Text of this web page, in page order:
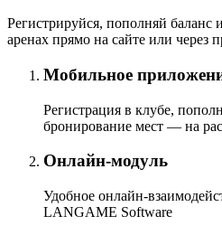
Регистрируйся, пополняй баланс
аренах прямо на сайте или
Мобильное
Регистрация в клубе,
бронирование мест — на
Онлайн-модуль
Удобное онлайн-
LANGAME Software